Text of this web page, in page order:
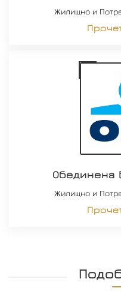
Жилищно и
Обединена
Жилищно и